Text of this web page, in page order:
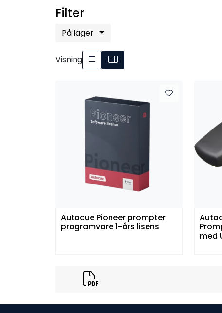
Filter
På lager
Visning
Autocue Pioneer prompter
programvare 1-års lisens
med